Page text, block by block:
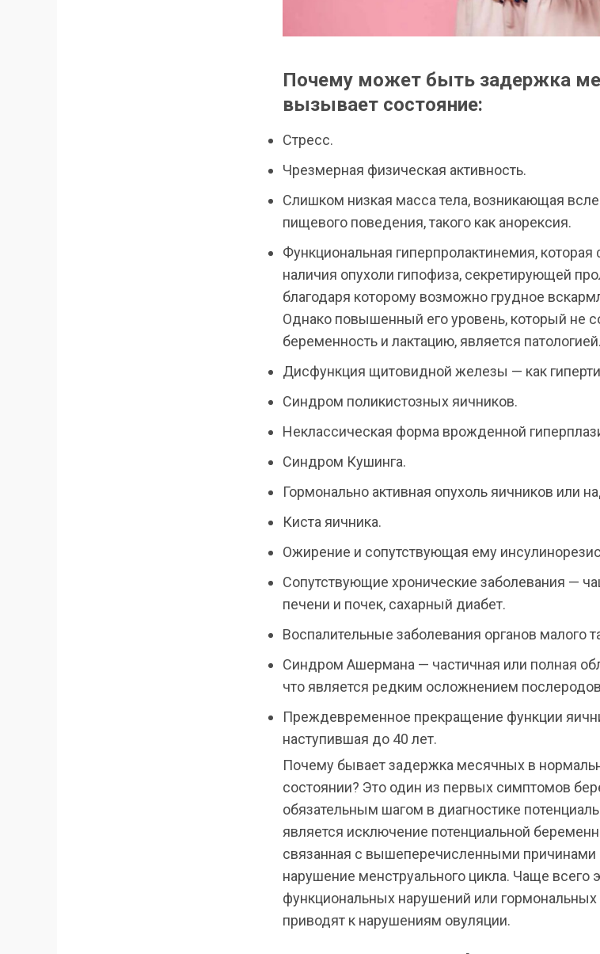
Почему может быть задержка
вызывает состояние:
Стресс.
Чрезмерная физическая активность.
Слишком низкая масса тела, возникающая
пищевого поведения, такого как анорексия.
Функциональная гиперпролактинемия,
наличия опухоли гипофиза, секретирующей
благодаря которому возможно грудное
Однако повышенный его уровень, который не
беременность и лактацию, является патологией.
Дисфункция щитовидной железы — как
Синдром поликистозных яичников.
Неклассическая форма врожденной
Синдром Кушинга.
Гормонально активная опухоль яичников или
Киста яичника.
Ожирение и сопутствующая ему
Сопутствующие хронические заболевания —
печени и почек, сахарный диабет.
Воспалительные заболевания органов малого
Синдром Ашермана — частичная или полная
что является редким осложнением
Преждевременное прекращение функции
наступившая до 40 лет.
Почему бывает задержка месячных в
состоянии? Это один из первых симптомов
обязательным шагом в диагностике
является исключение потенциальной
связанная с вышеперечисленными причинами
нарушение менструального цикла. Чаще всего
функциональных нарушений или гормональных
приводят к нарушениям овуляции.